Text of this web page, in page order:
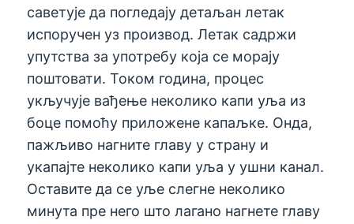
саветује да погледају детаљан летак
испоручен уз производ. Летак садржи
упутства за употребу која се морају
поштовати. Током година, процес
укључује вађење неколико капи уља из
боце помоћу приложене капаљке. Онда,
пажљиво нагните главу у страну и
укапајте неколико капи уља у ушни канал.
Оставите да се уље слегне неколико
минута пре него што лагано нагнете главу